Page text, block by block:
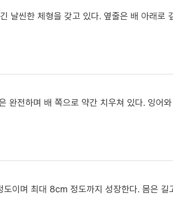
날씬한 체형을 갖고 있다. 옆줄은 배 아래로
완전하며 배 쪽으로 약간 치우쳐 있다. 잉어
이며 최대 8cm 정도까지 성장한다. 몸은 길